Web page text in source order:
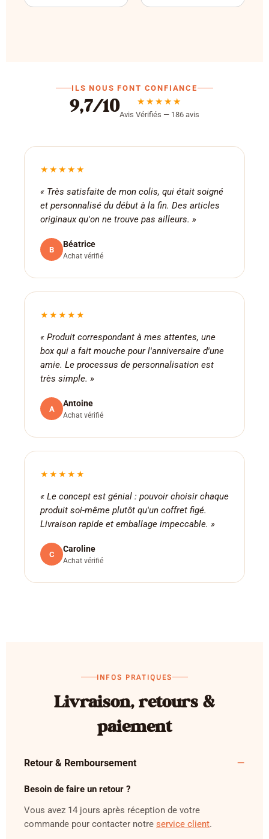
ILS NOUS FONT CONFIANCE
9,7/10 ★★★★★
Avis Vérifiés — 186 avis
★★★★★
« Très satisfaite de mon colis, qui était soigné
et personnalisé du début à la fin. Des articles
originaux qu'on ne trouve pas ailleurs. »
B
Béatrice
Achat vérifié
★★★★★
« Produit correspondant à mes attentes, une
box qui a fait mouche pour l'anniversaire d'une
amie. Le processus de personnalisation est
très simple. »
A
Antoine
Achat vérifié
★★★★★
« Le concept est génial : pouvoir choisir chaque
produit soi-même plutôt qu'un coffret figé.
Livraison rapide et emballage impeccable. »
C
Caroline
Achat vérifié
INFOS PRATIQUES
Livraison, retours &
paiement
Retour & Remboursement
Besoin de faire un retour ?
Vous avez 14 jours après réception de votre
commande pour contacter notre service client.